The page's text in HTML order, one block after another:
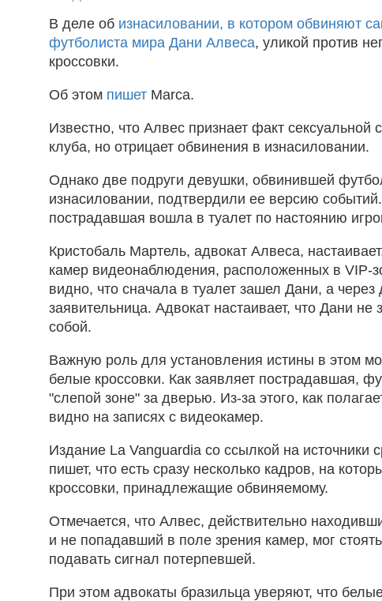
В деле об изнасиловании, в котором обвиняют
футболиста мира Дани Алвеса, уликой против
кроссовки.
Об этом пишет Marca.
Известно, что Алвес признает факт сексуальной
клуба, но отрицает обвинения в изнасиловании.
Однако две подруги девушки, обвинившей
изнасиловании, подтвердили ее версию
пострадавшая вошла в туалет по настоянию
Кристобаль Мартель, адвокат Алвеса,
камер видеонаблюдения, расположенных в VIP-
видно, что сначала в туалет зашел Дани, а
заявительница. Адвокат настаивает, что Дани не
собой.
Важную роль для установления истины в этом
белые кроссовки. Как заявляет пострадавшая,
"слепой зоне" за дверью. Из-за этого, как
видно на записях с видеокамер.
Издание La Vanguardia со ссылкой на источники
пишет, что есть сразу несколько кадров, на
кроссовки, принадлежащие обвиняемому.
Отмечается, что Алвес, действительно
и не попадавший в поле зрения камер, мог
подавать сигнал потерпевшей.
При этом адвокаты бразильца уверяют, что